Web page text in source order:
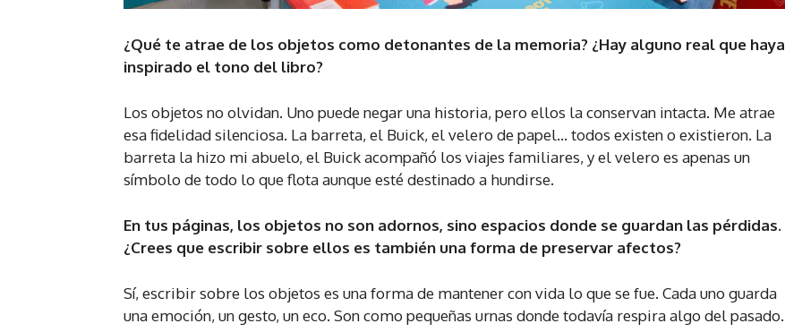
¿Qué te atrae de los objetos como detonantes de la memoria? ¿Hay alguno real que haya
inspirado el tono del libro?
Los objetos no olvidan. Uno puede negar una historia, pero ellos la conservan intacta. Me atrae
esa fidelidad silenciosa. La barreta, el Buick, el velero de papel… todos existen o existieron. La
barreta la hizo mi abuelo, el Buick acompañó los viajes familiares, y el velero es apenas un
símbolo de todo lo que flota aunque esté destinado a hundirse.
En tus páginas, los objetos no son adornos, sino espacios donde se guardan las pérdidas.
¿Crees que escribir sobre ellos es también una forma de preservar afectos?
Sí, escribir sobre los objetos es una forma de mantener con vida lo que se fue. Cada uno guarda
una emoción, un gesto, un eco. Son como pequeñas urnas donde todavía respira algo del pasado.